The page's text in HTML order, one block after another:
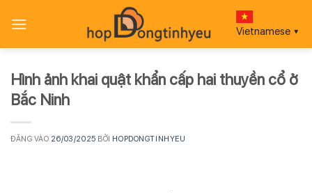
qua
Vietnamese ▼
Hình ảnh khai quật khẩn cấp hai thuyền cổ ở
Bắc Ninh
ĐĂNG VÀO 26/03/2025 BỞI HOPDONGTINHYEU